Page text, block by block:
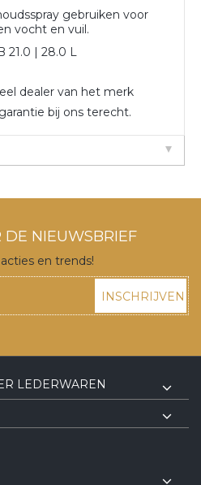
gebruiken voor
vocht en vuil.
21.0 | 28.0 L
dealer van het merk
bij ons terecht.
DE NIEUWSBRIEF
en trends!
INSCHRIJVEN
LEDERWAREN